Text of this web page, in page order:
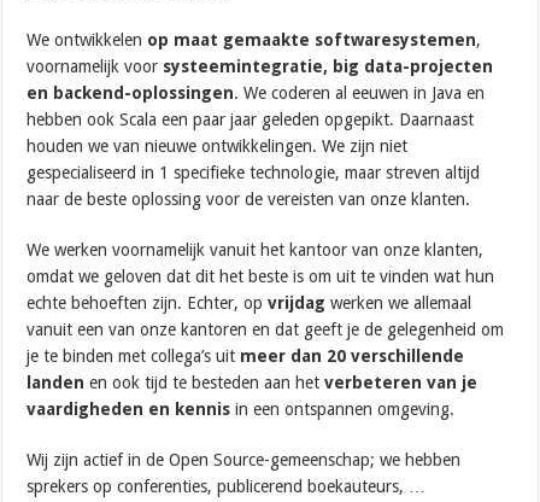
We ontwikkelen op maat gemaakte softwaresystemen,
voornamelijk voor systeemintegratie, big data-projecten
en backend-oplossingen. We coderen al eeuwen in Java en
hebben ook Scala een paar jaar geleden opgepikt. Daarnaast
houden we van nieuwe ontwikkelingen. We zijn niet
gespecialiseerd in 1 specifieke technologie, maar streven altijd
naar de beste oplossing voor de vereisten van onze klanten.
We werken voornamelijk vanuit het kantoor van onze klanten,
omdat we geloven dat dit het beste is om uit te vinden wat hun
echte behoeften zijn. Echter, opvrijdag werken we allemaal
vanuit een van onze kantoren en dat geeft je de gelegenheid om
je te binden met collega’s uit meer dan 20 verschillende
landen en ook tijd te besteden aan hetverbeteren van je
vaardigheden en kennis in een ontspannen omgeving.
Wij zijn actief in de Open Source-gemeenschap; we hebben
sprekers op conferenties, publicerend boekauteurs, …